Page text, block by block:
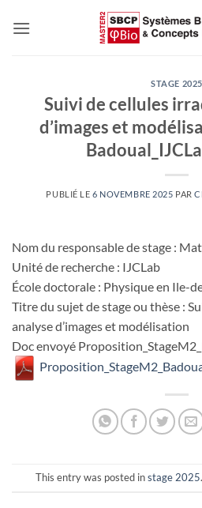
STAGE 2025
Suivi de cellules
d’images et
PUBLIÉ LE6 NOVEMBRE 2025 PAR
Nom du responsable de stage :
Unité de recherche : IJCLab
École doctorale : Physique en Ile-
Titre du sujet de stage ou thèse :
analyse d’images et modélisation
Doc envoyé
This entry was posted instage 2025